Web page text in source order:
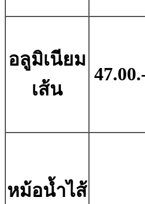
อลูมิเนียม
เส้น
หม้อน้ำไส้